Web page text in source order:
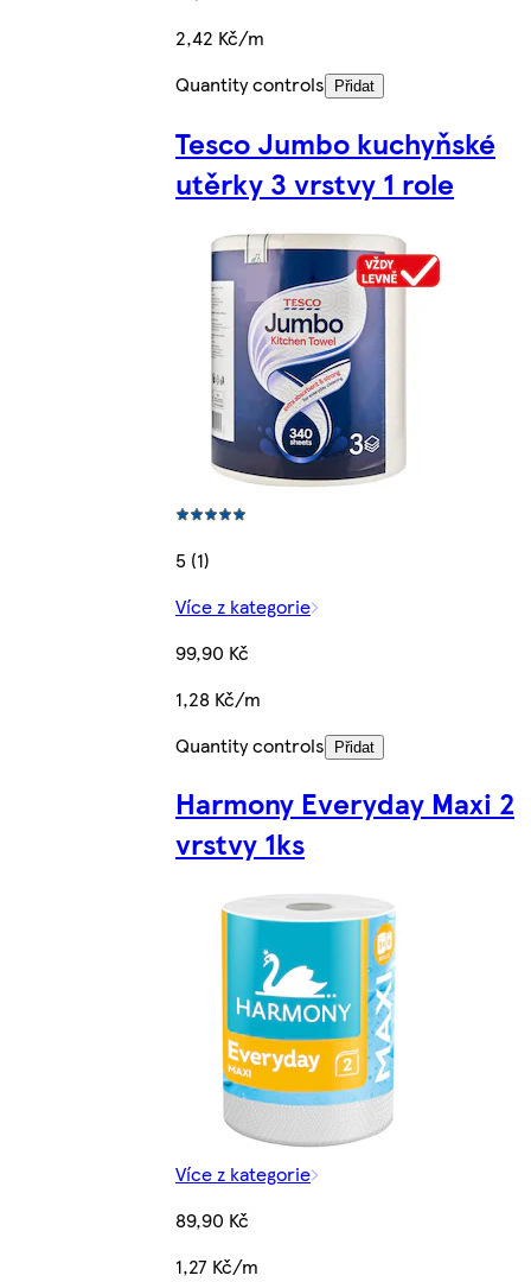
2,42 Kč/m
Quantity controls
Přidat
Tesco Jumbo kuchyňské
utěrky 3 vrstvy 1 role
5 (1)
Více z kategorie
99,90 Kč
1,28 Kč/m
Quantity controls
Přidat
Harmony Everyday Maxi 2
vrstvy 1ks
Více z kategorie
89,90 Kč
1,27 Kč/m